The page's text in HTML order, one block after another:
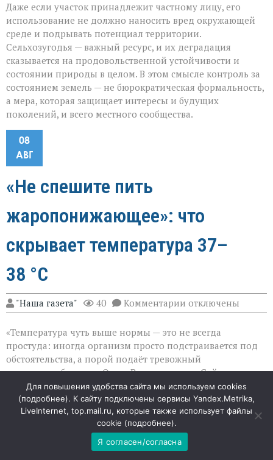
Даже если участок принадлежит частному лицу, его
использование не должно наносить вред окружающей
среде и подрывать потенциал территории.
Сельхозугодья — важный ресурс, и их деградация
сказывается на продовольственной устойчивости и
состоянии природы в целом. В этом смысле контроль за
состоянием земель — не бюрократическая формальность,
а мера, которая защищает интересы и будущих
поколений, и всего местного сообщества.
08
АВГ
«Не спешите пить
жаропонижающее»: что
скрывает температура 37–
38 °C
"Наша газета" 40 Комментарии к
записи
спешите
пить
что
скрывает
температура
37–
отключены
«Температура чуть выше нормы — это не всегда
простуда: иногда организм просто подстраивается под
обстоятельства, а порой подаёт тревожный
сигнал», — объясняет Ольга Владимировна Сайно,
кандидат медицинских наук, доцент кафедры
поликлинической терапии Пироговского Университета.
Субфебрилитет — устойчивое повышение температуры
до 37–38 °C — может быть как вариантом нормы, так и
симптомом серьёзных изменений в теле. Разбираемся,
когда это безопасно, а когда стоит насторожиться.
Для повышения удобства сайта мы используем cookies
(подробнее). К сайту подключены сервисы Yandex.Metrika,
LiveInternet, top.mail.ru, которые также использует файлы
cookie (подробнее).
Я согласен/согласна